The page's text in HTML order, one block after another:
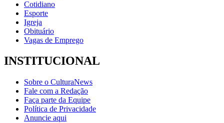
Cotidiano
Esporte
Igreja
Obituário
Vagas de Emprego
INSTITUCIONAL
Sobre o CulturaNews
Fale com a Redação
Faça parte da Equipe
Política de Privacidade
Anuncie aqui